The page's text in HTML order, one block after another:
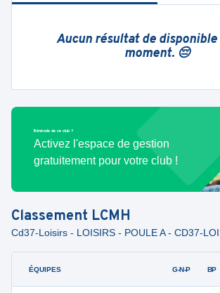
Aucun résultat de
moment. 😔
Bénévole de ce club ?
Activez l'espace de gestion
gratuitement pour votre club !
Classement LCMH
Cd37-Loisirs - LOISIRS - POULE A - CD37-
ÉQUIPES G-N-P BP